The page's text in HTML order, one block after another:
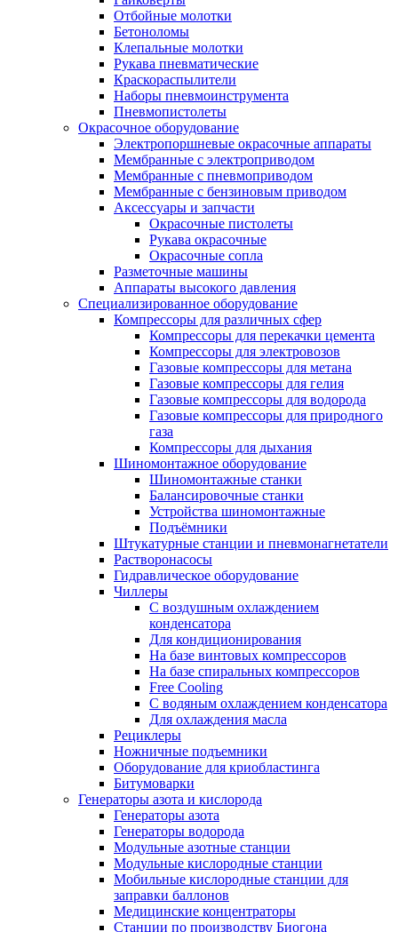
Отбойные молотки
Бетоноломы
Клепальные молотки
Рукава пневматические
Краскораспылители
Наборы пневмоинструмента
Пневмопистолеты
Окрасочное оборудование
Электропоршневые окрасочные аппараты
Мембранные с электроприводом
Мембранные с пневмоприводом
Мембранные с бензиновым приводом
Аксессуары и запчасти
Окрасочные пистолеты
Рукава окрасочные
Окрасочные сопла
Разметочные машины
Аппараты высокого давления
Специализированное оборудование
Компрессоры для различных сфер
Компрессоры для перекачки цемента
Компрессоры для электровозов
Газовые компрессоры для метана
Газовые компрессоры для гелия
Газовые компрессоры для водорода
Газовые компрессоры для природного
газа
Компрессоры для дыхания
Шиномонтажное оборудование
Шиномонтажные станки
Балансировочные станки
Устройства шиномонтажные
Подъёмники
Штукатурные станции и пневмонагнетатели
Растворонасосы
Гидравлическое оборудование
Чиллеры
С воздушным охлаждением
конденсатора
Для кондиционирования
На базе винтовых компрессоров
На базе спиральных компрессоров
Free Cooling
С водяным охлаждением конденсатора
Для охлаждения масла
Рециклеры
Ножничные подъемники
Оборудование для криобластинга
Битумоварки
Генераторы азота и кислорода
Генераторы азота
Генераторы водорода
Модульные азотные станции
Модульные кислородные станции
Мобильные кислородные станции для
заправки баллонов
Медицинские концентраторы
Станции по производству Биогона